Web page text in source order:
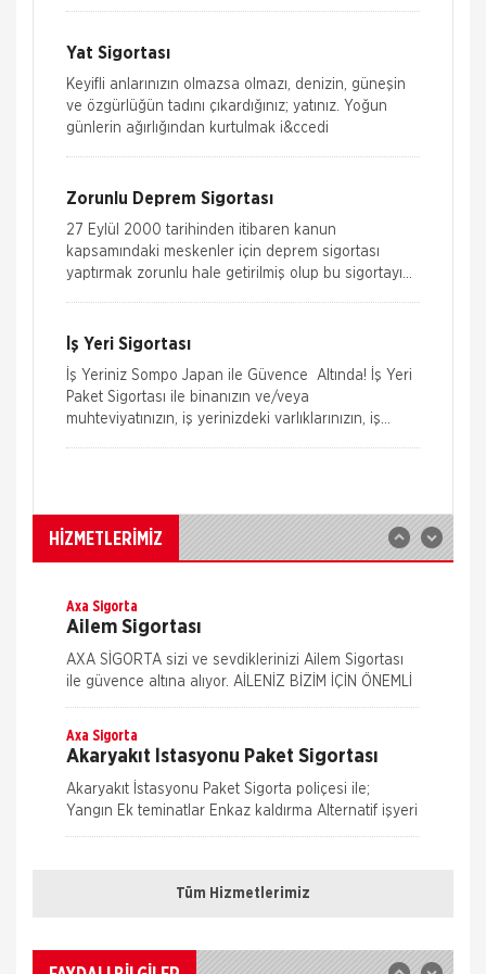
Yat Sigortası
Keyifli anlarınızın olmazsa olmazı, denizin, güneşin
ve özgürlüğün tadını çıkardığınız; yatınız. Yoğun
günlerin ağırlığından kurtulmak i&ccedi
Zorunlu Deprem Sigortası
27 Eylül 2000 tarihinden itibaren kanun
kapsamındaki meskenler için deprem sigortası
yaptırmak zorunlu hale getirilmiş olup bu sigortayı
İş Yeri Sigortası
İş Yeriniz Sompo Japan ile Güvence Altında! İş Yeri
Paket Sigortası ile binanızın ve/veya
muhteviyatınızın, iş yerinizdeki varlıklarınızın, iş
HİZMETLERİMİZ
Aksigorta
Zorunlu Deprem Sigortası
Zorunlu Deprem Sigortası depremin, deprem
sonucu yangın, infilak, tsunami ve yer kaymasının
sigortalı binalarda neden olacağı hasarlara karşı
İş yeri Paket Sigortası siz iş yeri sahipleri
düşünülerek mümkün olan tüm riskleri en ekonomik
Axa Sigorta
Ailem Sigortası
AXA SİGORTA sizi ve sevdiklerinizi Ailem Sigortası
ile güvence altına alıyor. AİLENİZ BİZİM İÇİN ÖNEMLİ
AXA SİGORTA sizi ve/veya ailenizi, ferdi kaza
Axa Sigorta
Akaryakıt İstasyonu Paket Sigortası
Akaryakıt İstasyonu Paket Sigorta poliçesi ile;
Yangın Ek teminatlar Enkaz kaldırma Alternatif işyeri
masrafları İş durması Cam kırılması Grev, lokavt, halk
Bireysel Emeklilik Sistemi
yaptığınız düzenli tasarrufların yatırıma
Tüm Hizmetlerimiz
ONLİNE Dask Prim Hesaplama
Trafik Hasarı için Gerekli Bilgiler